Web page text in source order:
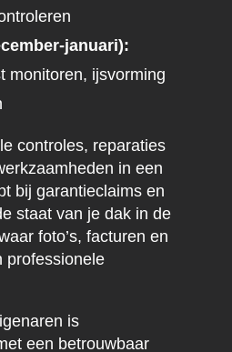
januari):
monitoren, ijsvorming
controles, reparaties
in een
bij garantieclaims en
staat van je dak in de
foto’s, facturen en
professionele
is
een betrouwbaar